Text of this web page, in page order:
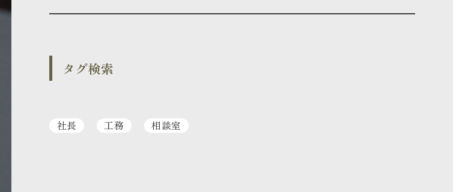
タグ検索
社長 工務 相談室